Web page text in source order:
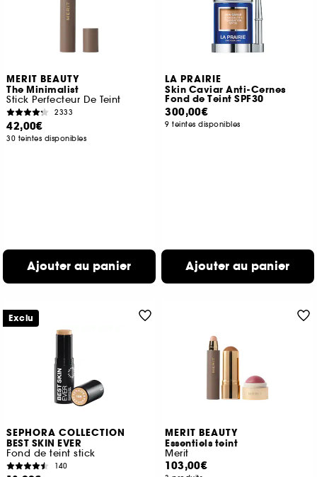
MERIT BEAUTY
The Minimalist
Stick Perfecteur De Teint
2333
42,00€
30 teintes disponibles
Ajouter au panier
LA PRAIRIE
Skin Caviar Anti-Cernes
Fond de Teint SPF30
300,00€
9 teintes disponibles
Ajouter au panier
SEPHORA COLLECTION
BEST SKIN EVER
Fond de teint stick
140
Exclu
MERIT BEAUTY
Essentiels teint
Merit
103,00€